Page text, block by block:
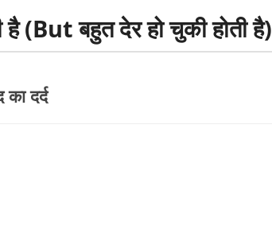
(But बहुत देर हो चुकी होती है)
दर्द